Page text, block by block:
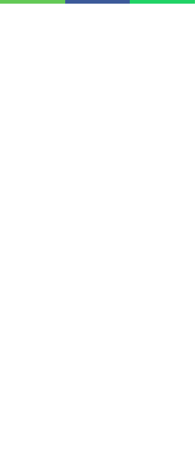
manera óptima. Nuestros técnicos